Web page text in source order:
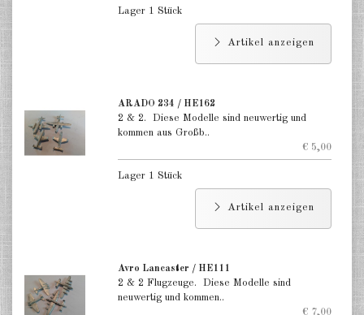
Lager 1 Stück
Artikel anzeigen
ARADO 234 / HE162
2 & 2. Diese Modelle sind neuwertig und
kommen aus Großb..
€ 5,00
Lager 1 Stück
Artikel anzeigen
Avro Lancaster / HE111
2 & 2 Flugzeuge. Diese Modelle sind
neuwertig und kommen..
€ 7,00